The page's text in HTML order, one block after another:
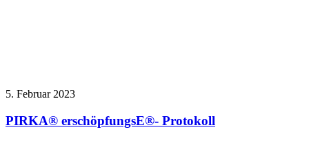
5. Februar 2023
PIRKA® erschöpfungsE®- Protokoll